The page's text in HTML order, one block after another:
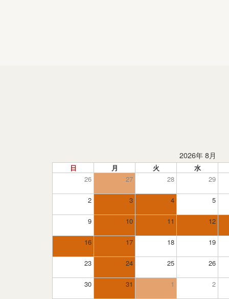
2026年 8月
日 月 火
水
26
27 28 29
2 3 4 5
9 10 11 12
16 17 18 19
23 24 25 26
30 31 1 2